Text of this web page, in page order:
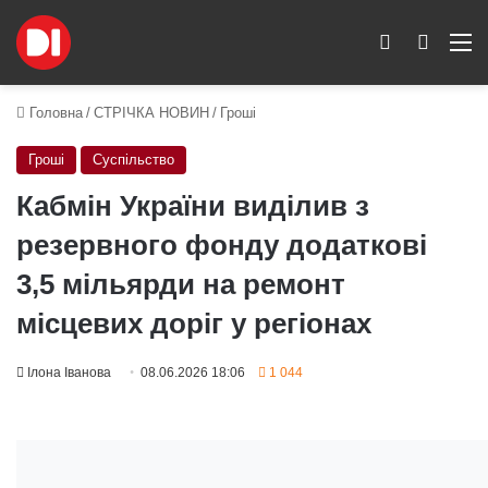
Пошук
Switch skin
Головна / СТРІЧКА НОВИН / Гроші
Гроші Суспільство
Кабмін України виділив з
резервного фонду додаткові
3,5 мільярди на ремонт
місцевих доріг у регіонах
Ілона Іванова 08.06.2026 18:06 1 044